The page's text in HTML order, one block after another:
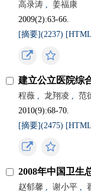
高录涛 ,
姜福康
2009(2):63-66.
[摘要](2237)
建立公立医院综
程薇 , 龙翔凌 ,
范
2010(9):68-70.
[摘要](2475)
2008年中国卫生
赵郁馨 , 谢小平 ,